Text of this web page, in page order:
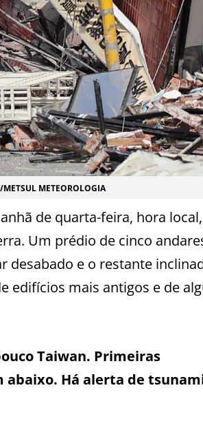
METEOROLOGIA
de quarta-feira, hora local,
Um prédio de cinco
desabado e o restante
edifícios mais antigos e de
Taiwan. Primeiras
abaixo. Há alerta de